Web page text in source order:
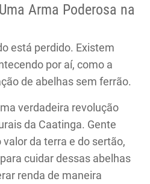
Arma Poderosa na
está perdido. Existem
por aí, como a
de abelhas sem ferrão.
verdadeira revolução
da Caatinga. Gente
da terra e do sertão,
cuidar dessas abelhas
renda de maneira